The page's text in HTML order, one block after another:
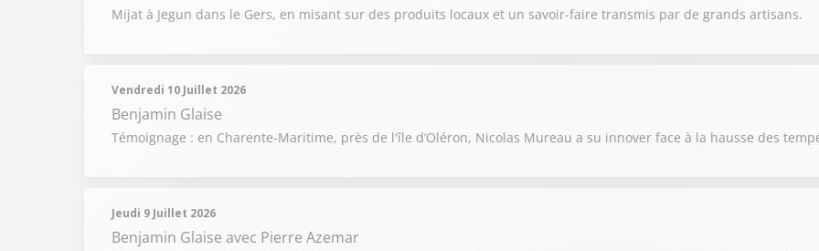
Mijat à Jegun dans le Gers, en misant sur des produits locaux et un savoir-faire transmis par de grands artisans.
Vendredi 10 Juillet 2026
Benjamin Glaise
Témoignage : en Charente-Maritime, près de l'île d’Oléron, Nicolas Mureau a su innover face à la hausse des
Jeudi 9 Juillet 2026
Benjamin Glaise avec Pierre Azemar